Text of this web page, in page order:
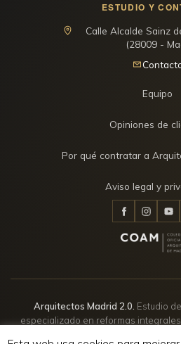
ESTUDIO Y
Calle Alcalde Sainz
(28009 -
Equipo
Opiniones de
Por qué contratar a
Aviso legal y
Arquitectos Madrid 2.0. Estudio
especializado en reformas